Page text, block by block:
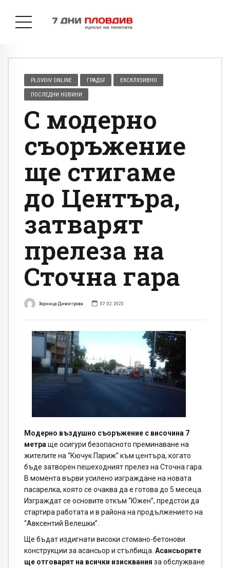
PLOVDIV ONLINE ГРАДЪТ ЕКСКЛУЗИВНО
ПОСЛЕДНИ НОВИНИ
С модерно
съоръжение
ще стигаме
до Центъра,
затварят
прелеза на
Сточна гара
Зорница Димитрова 07.02.2025
Модерно въздушно съоръжение с височина 7
метра ще осигури безопасното преминаване на
жителите на “Кючук Париж” към центъра, когато
бъде затворен пешеходният прелез на Сточна гара.
В момента върви усилено изграждане на новата
пасарелка, която се очаква да е готова до 5 месеца.
Изграждат се основите откъм “Южен”, предстои да
стартира работата и в района на продължението на
“Авксентий Велешки”.
Ще бъдат издигнати високи стомано-бетонови
конструкции за асансьор и стълбища. Асансьорите
ще отговарят на всички изисквания за обслужване